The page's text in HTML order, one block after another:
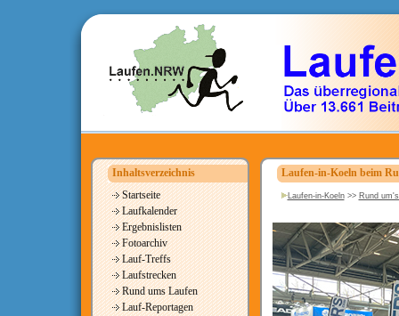
Inhaltsverzeichnis
Startseite
Laufkalender
Ergebnislisten
Fotoarchiv
Lauf-Treffs
Laufstrecken
Rund ums Laufen
Lauf-Reportagen
Laufen-in-Koeln beim
Laufen-in-Koeln>> Rund